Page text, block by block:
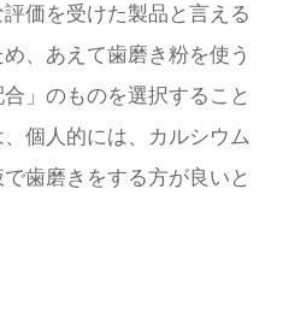
価を受けた製品と言える
、あえて歯磨き粉を使う
」のものを選択すること
個人的には、カルシウム
歯磨きをする方が良いと